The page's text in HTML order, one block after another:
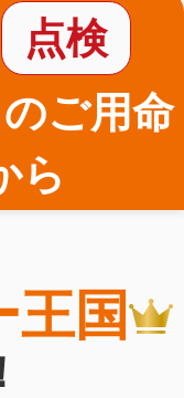
点検
のご用命
ら
国